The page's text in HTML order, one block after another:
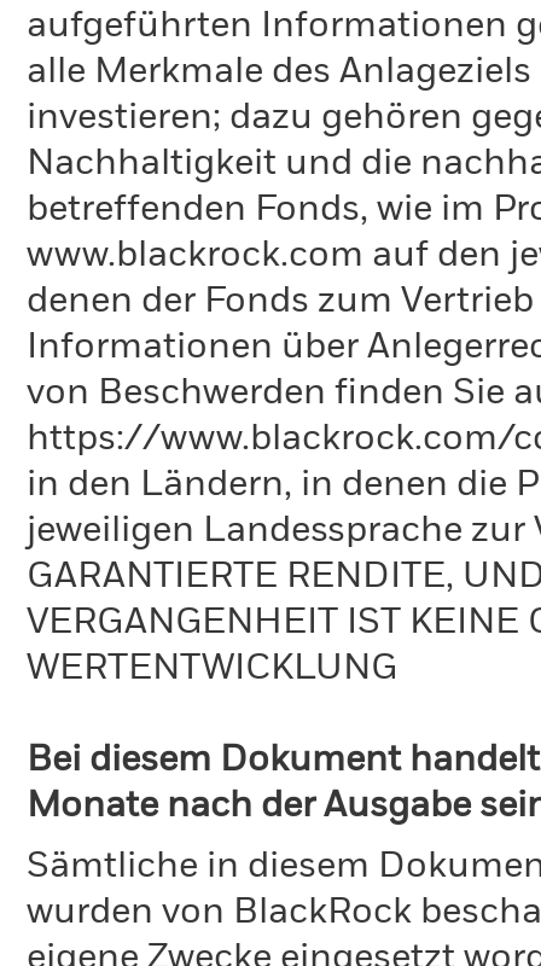
aufgeführten Informationen
alle Merkmale des
investieren; dazu gehören
Nachhaltigkeit und die
betreffenden Fonds, wie im
www.blackrock.com auf den
denen der Fonds zum
Informationen über
von Beschwerden finden Sie
https://www.blackrock.com/
in den Ländern, in denen die
jeweiligen Landessprache zur
GARANTIERTE RENDITE,
VERGANGENHEIT IST KEINE
WERTENTWICKLUNG
Bei diesem Dokument
Monate nach der Ausgabe
Sämtliche in diesem
wurden von BlackRock
eigene Zwecke eingesetzt